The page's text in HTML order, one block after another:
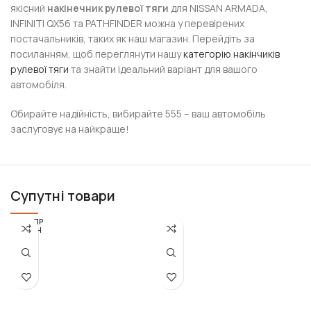
якісний накінечник рулевої тяги для NISSAN ARMADA,
INFINITI QX56 та PATHFINDER можна у перевірених
постачальників, таких як наш магазин. Перейдіть за
посиланням, щоб переглянути нашукатегорію накінчиків
рулевої тяги та знайти ідеальний варіант для вашого
автомобіля.
Обирайте надійність, вибирайте 555 – ваш автомобіль
заслуговує на найкраще!
Супутні товари
РОЗПР
ОДАН